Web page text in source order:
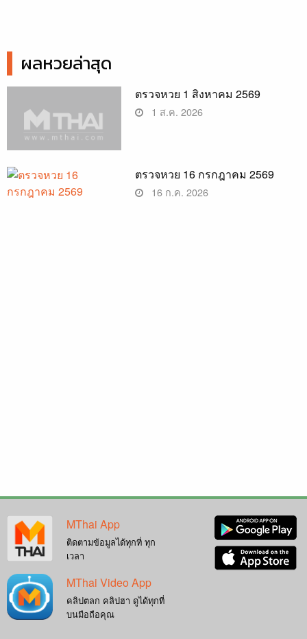
ผลหวยล่าสุด
ตรวจหวย 1 สิงหาคม 2569
1 ส.ค. 2026
ตรวจหวย 16 กรกฎาคม 2569
16 ก.ค. 2026
MThai App
ติดตามข้อมูลได้ทุกที่ ทุก
เวลา
MThai Video App
คลิปตลก คลิปฮา ดูได้ทุกที่
บนมือถือคุณ